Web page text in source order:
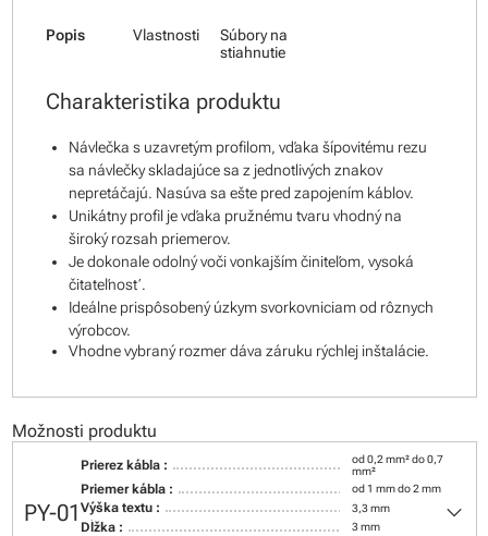
Popis Vlastnosti
Súbory na
stiahnutie
Charakteristika produktu
Návlečka s uzavretým profilom, vďaka šípovitému rezu
sa návlečky skladajúce sa z jednotlivých znakov
nepretáčajú. Nasúva sa ešte pred zapojením káblov.
Unikátny profil je vďaka pružnému tvaru vhodný na
široký rozsah priemerov.
Je dokonale odolný voči vonkajším činiteľom, vysoká
čitateľnosť.
Ideálne prispôsobený úzkym svorkovniciam od rôznych
výrobcov.
Vhodne vybraný rozmer dáva záruku rýchlej inštalácie.
Možnosti produktu
PY-01
Prierez kábla :
od 0,2 mm² do 0,7
mm²
Priemer kábla : od 1 mm do 2 mm
Výška textu : 3,3 mm
Dĺžka : 3 mm keyboard_arrow_down